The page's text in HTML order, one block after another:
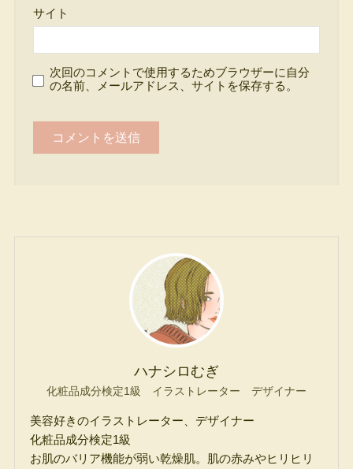
サイト
次回のコメントで使用するためブラウザーに自分
の名前、メールアドレス、サイトを保存する。
ハナシロむぎ
化粧品成分検定1級 イラストレーター デザイナー
美容好きのイラストレーター、デザイナー
化粧品成分検定1級
お肌のバリア機能が弱い乾燥肌。肌の赤みやヒリヒリ